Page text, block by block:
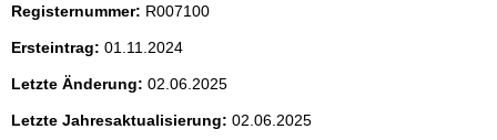
i
t
e
Registernummer: R007100
Ersteintrag: 01.11.2024
Letzte Änderung: 02.06.2025
Letzte Jahresaktualisierung: 02.06.2025